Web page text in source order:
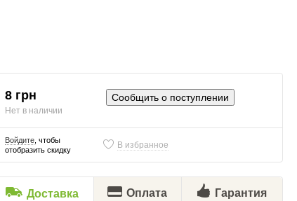
8 грн
Нет в наличии
Сообщить о поступлении
Войдите, чтобы
отобразить скидку
В избранное
Доставка Оплата Гарантия